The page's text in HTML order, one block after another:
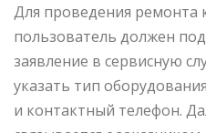
Для проведения ремонта
пользователь должен
заявление в сервисную
указать тип
и контактный телефон.